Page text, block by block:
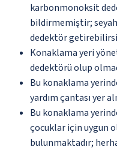
karbonmonoksit
bildirmemiştir;
dedektör
Konaklama yeri
dedektörü olup
Bu konaklama
yardım çantası yer
Bu konaklama
çocuklar için uygun
bulunmaktadır;